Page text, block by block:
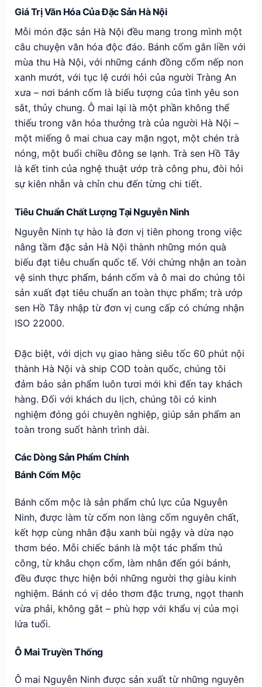
Giá Trị Văn Hóa Của Đặc Sản Hà Nội
Mỗi món đặc sản Hà Nội đều mang trong mình một
câu chuyện văn hóa độc đáo. Bánh cốm gắn liền với
mùa thu Hà Nội, với những cánh đồng cốm nếp non
xanh mướt, với tục lệ cưới hỏi của người Tràng An
xưa – nơi bánh cốm là biểu tượng của tình yêu son
sắt, thủy chung. Ô mai lại là một phần không thể
thiếu trong văn hóa thưởng trà của người Hà Nội –
một miếng ô mai chua cay mặn ngọt, một chén trà
nóng, một buổi chiều đông se lạnh. Trà sen Hồ Tây
là kết tinh của nghệ thuật ướp trà công phu, đòi hỏi
sự kiên nhẫn và chỉn chu đến từng chi tiết.
Tiêu Chuẩn Chất Lượng Tại Nguyễn Ninh
Nguyễn Ninh tự hào là đơn vị tiên phong trong việc
nâng tầm đặc sản Hà Nội thành những món quà
biếu đạt tiêu chuẩn quốc tế. Với chứng nhận an toàn
vệ sinh thực phẩm, bánh cốm và ô mai do chúng tôi
sản xuất đạt tiêu chuẩn an toàn thực phẩm; trà ướp
sen Hồ Tây nhập từ đơn vị cung cấp có chứng nhận
ISO 22000.
Đặc biệt, với dịch vụ giao hàng siêu tốc 60 phút nội
thành Hà Nội và ship COD toàn quốc, chúng tôi
đảm bảo sản phẩm luôn tươi mới khi đến tay khách
hàng. Đối với khách du lịch, chúng tôi có kinh
nghiệm đóng gói chuyên nghiệp, giúp sản phẩm an
toàn trong suốt hành trình dài.
Các Dòng Sản Phẩm Chính
Bánh Cốm Mộc
Bánh cốm mộc là sản phẩm chủ lực của Nguyễn
Ninh, được làm từ cốm non làng cốm nguyên chất,
kết hợp cùng nhân đậu xanh bùi ngậy và dừa nạo
thơm béo. Mỗi chiếc bánh là một tác phẩm thủ
công, từ khâu chọn cốm, làm nhân đến gói bánh,
đều được thực hiện bởi những người thợ giàu kinh
nghiệm. Bánh có vị dẻo thơm đặc trưng, ngọt thanh
vừa phải, không gắt – phù hợp với khẩu vị của mọi
lứa tuổi.
Ô Mai Truyền Thống
Ô mai Nguyễn Ninh được sản xuất từ những nguyên